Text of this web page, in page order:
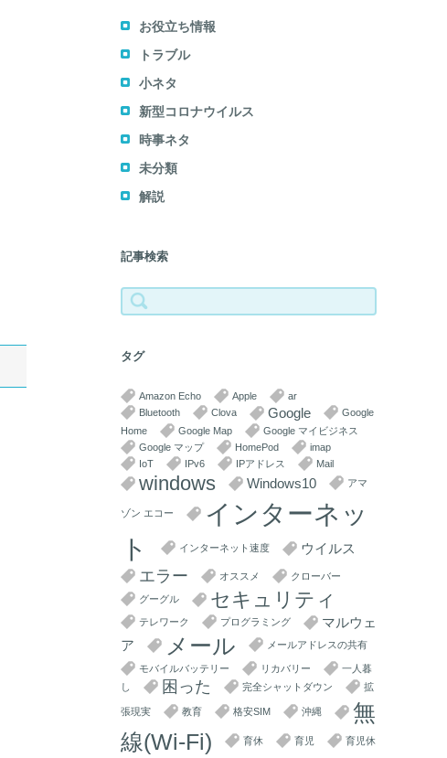
お役立ち情報
トラブル
小ネタ
新型コロナウイルス
時事ネタ
未分類
解説
記事検索
検
索:
タグ
Amazon Echo Apple
ar
Bluetooth
Clova Google
Google
Home
Google Map
Google マイビジネス
Google マップ
HomePod
imap
IoT
IPv6 IPアドレス Mail
windows Windows10 アマ
ゾン エコー
インターネッ
ト
インターネット速度 ウイルス
エラー オススメ クローバー
グーグル セキュリティ
テレワーク プログラミング
マルウェ
ア
メール メールアドレスの共有
モバイルバッテリー リカバリー
一人暮
し
困った 完全シャットダウン 拡
張現実 教育 格安SIM 沖縄
無
線(Wi-Fi)
育休 育児 育児休